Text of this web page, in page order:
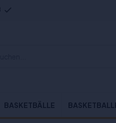
BASKETBÄLLE